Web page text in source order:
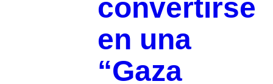
convertirse
en una
“Gaza